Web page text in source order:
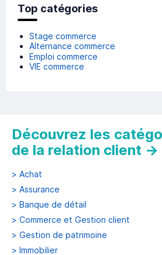
Top catégories
Stage commerce
Alternance commerce
Emploi commerce
VIE commerce
Découvrez les
de la relation client →
> Achat
> Assurance
> Banque de détail
> Commerce et Gestion client
> Gestion de patrimoine
> Immobilier